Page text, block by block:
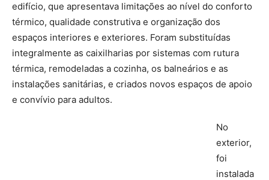
edifício, que apresentava limitações ao nível do conforto
térmico, qualidade construtiva e organização dos
espaços interiores e exteriores. Foram substituídas
integralmente as caixilharias por sistemas com rutura
térmica, remodeladas a cozinha, os balneários e as
instalações sanitárias, e criados novos espaços de apoio
e convívio para adultos.
No
exterior,
foi
instalada